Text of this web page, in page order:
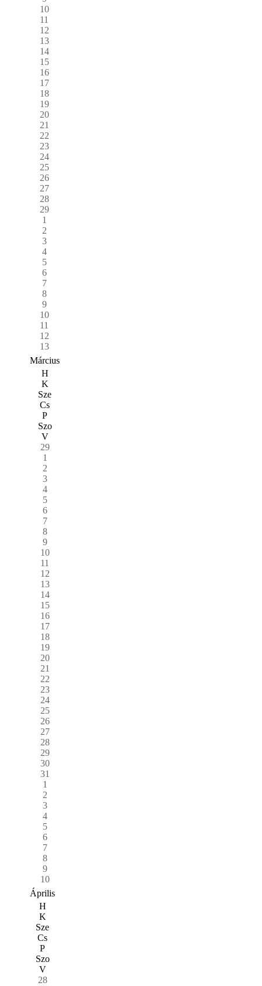
10
11
12
13
14
15
16
17
18
19
20
21
22
23
24
25
26
27
28
29
1
2
3
4
5
6
7
8
9
10
11
12
13
Március
H
K
Sze
Cs
P
Szo
V
29
1
2
3
4
5
6
7
8
9
10
11
12
13
14
15
16
17
18
19
20
21
22
23
24
25
26
27
28
29
30
31
1
2
3
4
5
6
7
8
9
10
Április
H
K
Sze
Cs
P
Szo
V
28